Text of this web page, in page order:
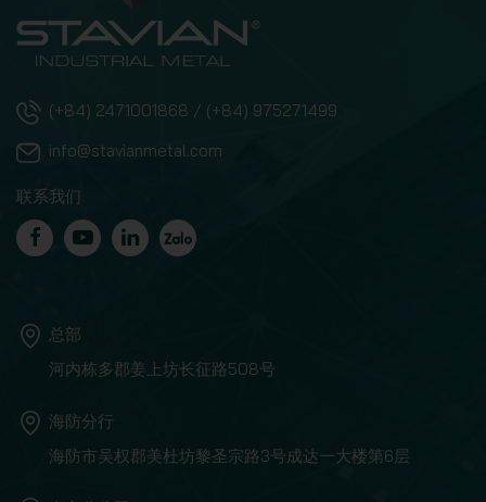
(+84) 2471001868 / (+84) 975271499
info@stavianmetal.com
联系我们
总部
河内栋多郡姜上坊长征路508号
海防分行
海防市吴权郡美杜坊黎圣宗路3号成达一大楼第6层